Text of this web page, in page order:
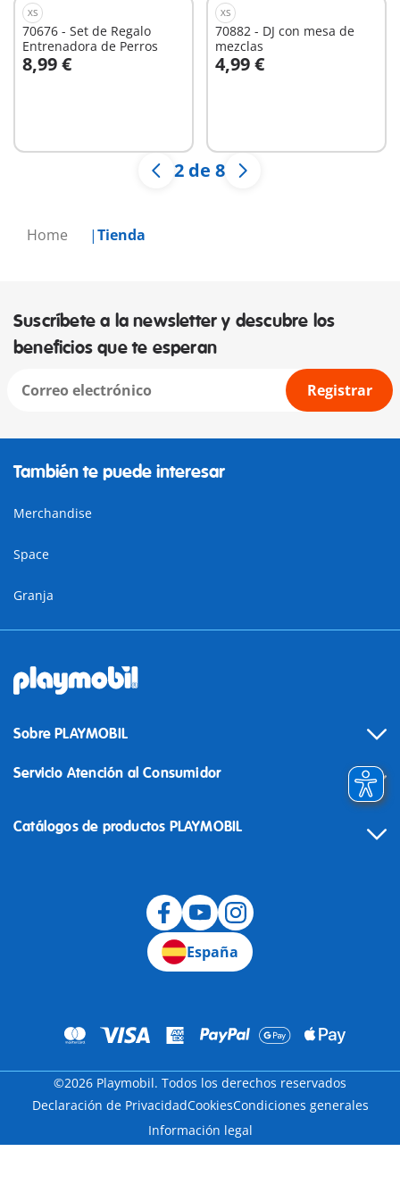
Home Tienda
XS
70676 - Set de Regalo
Entrenadora de Perros
8,99 €
XS
70882 - DJ con mesa de
mezclas
4,99 €
2 de 8
Suscríbete a la newsletter y descubre los
beneficios que te esperan
Registrar
También te puede interesar
Merchandise
Space
Granja
Sobre PLAYMOBIL
Servicio Atención al Consumidor
Catálogos de productos PLAYMOBIL
España
©2026 Playmobil. Todos los derechos reservados
Declaración de PrivacidadCookiesCondiciones generales
Información legal